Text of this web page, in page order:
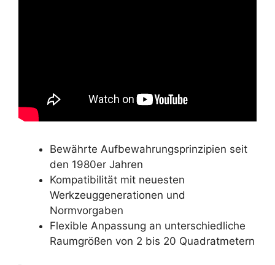
Bewährte Aufbewahrungsprinzipien seit
den 1980er Jahren
Kompatibilität mit neuesten
Werkzeuggenerationen und
Normvorgaben
Flexible Anpassung an unterschiedliche
Raumgrößen von 2 bis 20 Quadratmetern